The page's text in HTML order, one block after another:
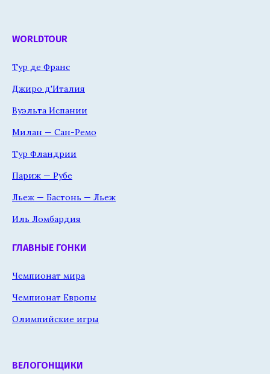
WORLDTOUR
Тур де Франс
Джиро д'Италия
Вуэльта Испании
Милан — Сан-Ремо
Тур Фландрии
Париж — Рубе
Льеж — Бастонь — Льеж
Иль Ломбардия
ГЛАВНЫЕ ГОНКИ
Чемпионат мира
Чемпионат Европы
Олимпийские игры
ВЕЛОГОНЩИКИ